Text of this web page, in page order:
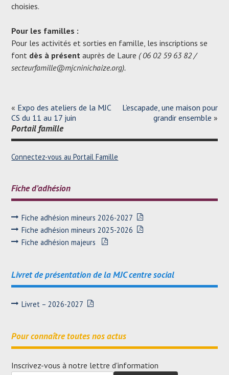
choisies.
Pour les familles :
Pour les activités et sorties en famille, les inscriptions se
font dès à présent auprès de Laure ( 06 02 59 63 82 /
secteurfamille@mjcninichaize.org).
« Expo des ateliers de la MJC
CS du 11 au 17 juin
L’escapade, une maison pour
grandir ensemble »
Portail famille
Connectez-vous au Portail Famille
Fiche d’adhésion
Fiche adhésion mineurs 2026-2027
Fiche adhésion mineurs 2025-2026
Fiche adhésion majeurs
Livret de présentation de la MJC centre social
Livret – 2026-2027
Pour connaître toutes nos actus
Inscrivez-vous à notre lettre d'information